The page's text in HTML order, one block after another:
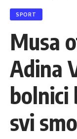
SPORT
Musa
Adina
bolnici
svi